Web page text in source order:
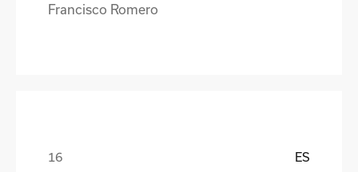
Francisco Romero
ES